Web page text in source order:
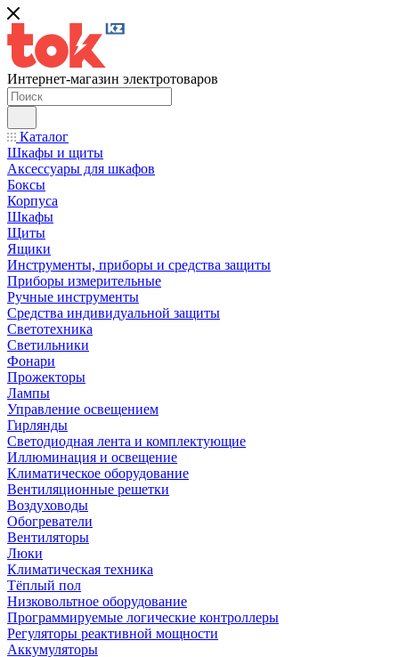
Интернет-магазин электротоваров
Каталог
Шкафы и щиты
Аксессуары для шкафов
Боксы
Корпуса
Шкафы
Щиты
Ящики
Инструменты, приборы и средства защиты
Приборы измерительные
Ручные инструменты
Средства индивидуальной защиты
Светотехника
Светильники
Фонари
Прожекторы
Лампы
Управление освещением
Гирлянды
Светодиодная лента и комплектующие
Иллюминация и освещение
Климатическое оборудование
Вентиляционные решетки
Воздуховоды
Обогреватели
Вентиляторы
Люки
Климатическая техника
Тёплый пол
Низковольтное оборудование
Программируемые логические контроллеры
Регуляторы реактивной мощности
Аккумуляторы